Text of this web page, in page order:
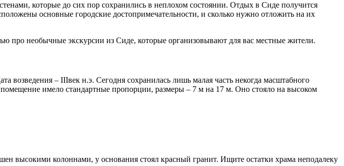
основные городские достопримечательности, и сколько нужно отложить на их
про необычные экскурсии из Сиде, которые организовывают для вас местные жители.
возведения – IIIвек н.э. Сегодня сохранилась лишь малая часть некогда масштабного
имело стандартные пропорции, размеры – 7 м на 17 м. Оно стояло на высоком
высокими колоннами, у основания стоял красный гранит. Ищите остатки храма неподалеку